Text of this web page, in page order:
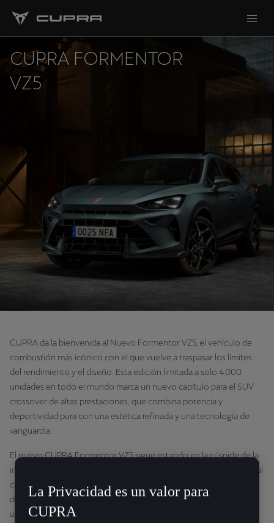
CUPRA FORMENTOR
VZ5
CUPRA da la bienvenida al Nuevo Formentor VZ5, el vehículo de
combustión más icónico con el que vuelve a traspasar los límites
del rendimiento y el diseño. Esta edición limitada a solo 4.000
unidades en todo el mundo marca un nuevo capítulo para el SUV
crossover de altas prestaciones, que combina potencia y
deportividad pura con una estética refinada y una tecnología de
vanguardia.
El nuevo CUPRA Formentor VZ5 sigue estando en la cúspide de la
ingeniería de combustión de la marca, haciéndose sentir gracias a al
característico rugido de su propulsor de cinco cilindros y a su
dinámica ágil. Su regreso supone el propósito renovado de ofrecer
una experiencia de conducción llena de emociones.
La Privacidad es un valor para
CUPRA